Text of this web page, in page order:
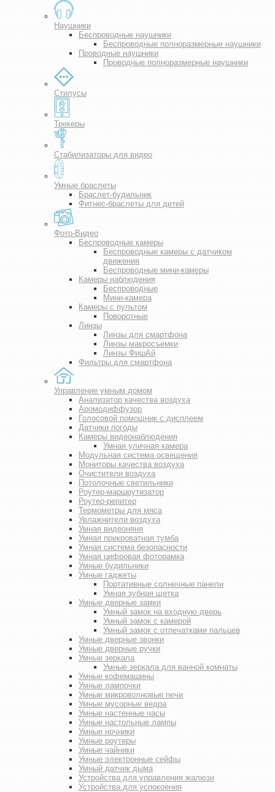
Наушники
Беспроводные наушники
Беспроводные полноразмерные наушники
Проводные наушники
Проводные полноразмерные наушники
Стилусы
Трекеры
Стабилизаторы для видео
Умные браслеты
Браслет-будильник
Фитнес-браслеты для детей
Фото-Видео
Беспроводные камеры
Беспроводные камеры с датчиком
движения
Беспроводные мини-камеры
Камеры наблюдения
Беспроводные
Мини-камера
Камеры с пультом
Поворотные
Линзы
Линзы для смартфона
Линзы макросъемки
Линзы ФишАй
Фильтры для смартфона
Управление умным домом
Анализатор качества воздуха
Аромодиффузор
Голосовой помощник с дисплеем
Датчики погоды
Камеры видеонаблюдения
Умная уличная камера
Модульная система освещения
Мониторы качества воздуха
Очистители воздуха
Потолочные светильники
Роутер-маршрутизатор
Роутер-репитер
Термометры для мяса
Увлажнители воздуха
Умная видеоняня
Умная прикроватная тумба
Умная система безопасности
Умная цифровая фоторамка
Умные будильники
Умные гаджеты
Портативные солнечные панели
Умная зубная щетка
Умные дверные замки
Умный замок на входную дверь
Умный замок с камерой
Умный замок с отпечатками пальцев
Умные дверные звонки
Умные дверные ручки
Умные зеркала
Умные зеркала для ванной комнаты
Умные кофемашины
Умные лампочки
Умные микроволновые печи
Умные мусорные ведра
Умные настенные часы
Умные настольные лампы
Умные ночники
Умные роутеры
Умные чайники
Умные электронные сейфы
Умный датчик дыма
Устройства для управления жалюзи
Устройства для успокоения